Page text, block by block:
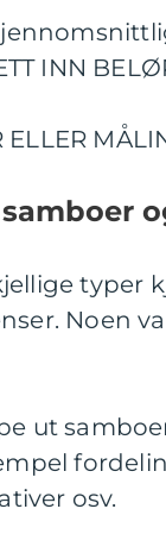
INN
ELLER
typer
Noen
ut
osv.